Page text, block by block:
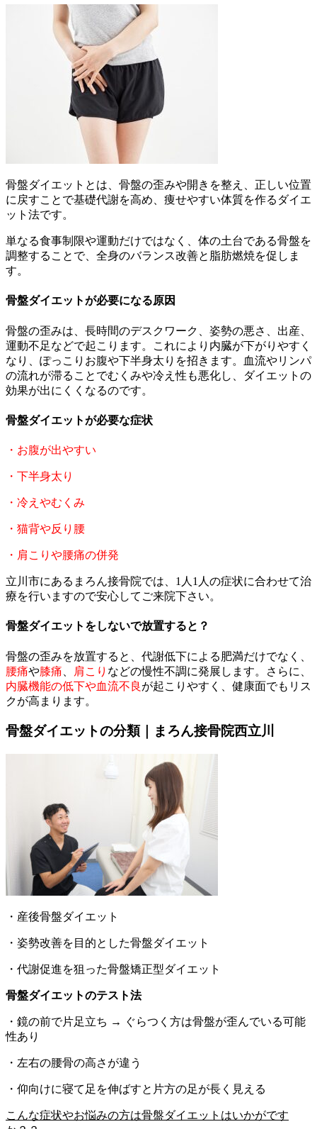
骨盤ダイエットとは、骨盤の歪みや開きを整え、正しい位置
に戻すことで基礎代謝を高め、痩せやすい体質を作るダイエ
ット法です。
単なる食事制限や運動だけではなく、体の土台である骨盤を
調整することで、全身のバランス改善と脂肪燃焼を促しま
す。
骨盤ダイエットが必要になる原因
骨盤の歪みは、長時間のデスクワーク、姿勢の悪さ、出産、
運動不足などで起こります。これにより内臓が下がりやすく
なり、ぽっこりお腹や下半身太りを招きます。血流やリンパ
の流れが滞ることでむくみや冷え性も悪化し、ダイエットの
効果が出にくくなるのです。
骨盤ダイエットが必要な症状
・お腹が出やすい
・下半身太り
・冷えやむくみ
・猫背や反り腰
・肩こりや腰痛の併発
立川市にあるまろん接骨院では、1人1人の症状に合わせて治
療を行いますので安心してご来院下さい。
骨盤ダイエットをしないで放置すると？
骨盤の歪みを放置すると、代謝低下による肥満だけでなく、
腰痛や膝痛 肩こり などの慢性不調に発展します。さらに、
内臓機能の低下や血流不良 が起こりやすく、健康面でもリス
クが高まります。
骨盤ダイエットの分類｜まろん接骨院西立川
・産後骨盤ダイエット
・姿勢改善を目的とした骨盤ダイエット
・代謝促進を狙った骨盤矯正型ダイエット
骨盤ダイエットのテスト法
・鏡の前で片足立ち → ぐらつく方は骨盤が歪んでいる可能
性あり
・左右の腰骨の高さが違う
・仰向けに寝て足を伸ばすと片方の足が長く見える
こんな症状やお悩みの方は骨盤ダイエットはいかがです